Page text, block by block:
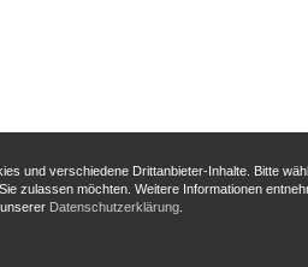
und verschiedene Drittanbieter-Inhalte. Bitte
zulassen möchten. Weitere Informationen
Datenschutzerklärung